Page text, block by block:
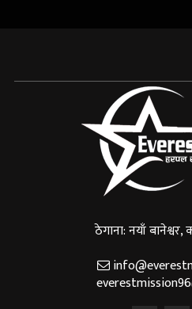
ठेगाना: नयाँ